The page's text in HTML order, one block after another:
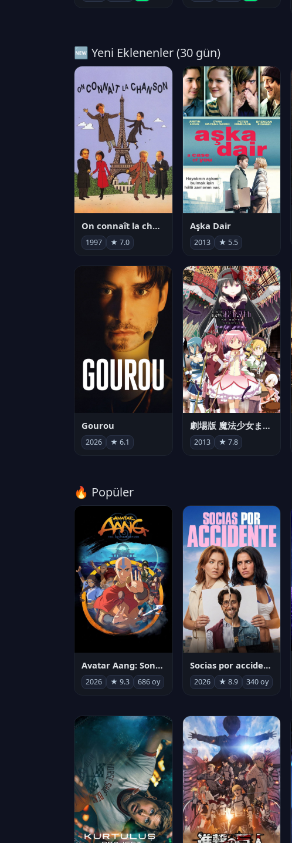
🆕 Yeni Eklenenler (30 gün)
On connaît la chanson
1997 ★ 7.0
Aşka Dair
2013 ★ 5.5
Gourou
2026 ★ 6.1
劇場版 魔法少女まどか☆マギカ[新編]叛逆の物語
2013 ★ 7.8
🔥 Popüler
Avatar Aang: Son Havabükücü
2026 ★ 9.3 686 oy
Socias por accidente
2026 ★ 8.9 340 oy